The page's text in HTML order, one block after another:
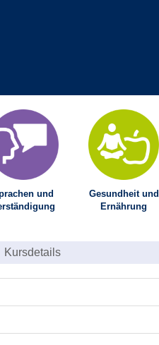
und
Gesundheit und
Ernährung
Kursdetails